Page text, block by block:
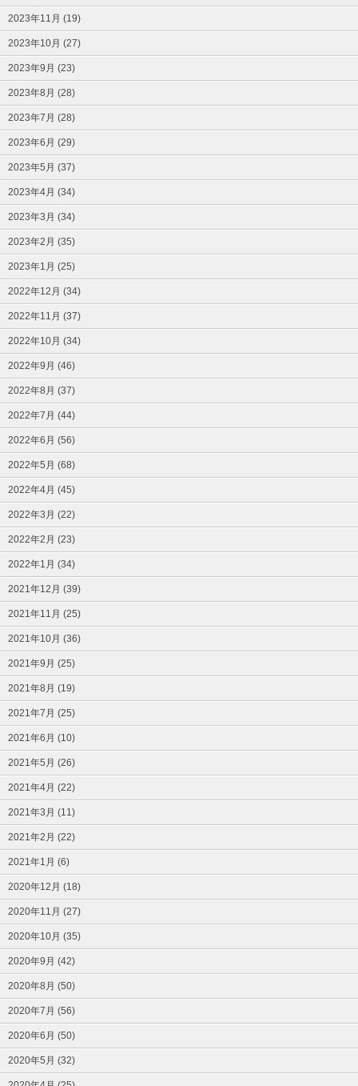
2023年11月 (19)
2023年10月 (27)
2023年9月 (23)
2023年8月 (28)
2023年7月 (28)
2023年6月 (29)
2023年5月 (37)
2023年4月 (34)
2023年3月 (34)
2023年2月 (35)
2023年1月 (25)
2022年12月 (34)
2022年11月 (37)
2022年10月 (34)
2022年9月 (46)
2022年8月 (37)
2022年7月 (44)
2022年6月 (56)
2022年5月 (68)
2022年4月 (45)
2022年3月 (22)
2022年2月 (23)
2022年1月 (34)
2021年12月 (39)
2021年11月 (25)
2021年10月 (36)
2021年9月 (25)
2021年8月 (19)
2021年7月 (25)
2021年6月 (10)
2021年5月 (26)
2021年4月 (22)
2021年3月 (11)
2021年2月 (22)
2021年1月 (6)
2020年12月 (18)
2020年11月 (27)
2020年10月 (35)
2020年9月 (42)
2020年8月 (50)
2020年7月 (56)
2020年6月 (50)
2020年5月 (32)